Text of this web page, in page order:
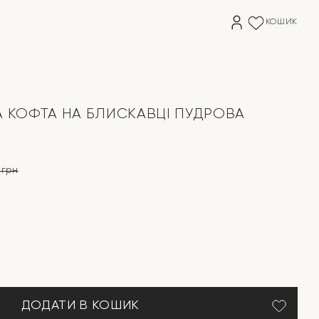
КОШИК
КОФТА НА БЛИСКАВЦІ ПУДРОВА
грн
ДОДАТИ В КОШИК